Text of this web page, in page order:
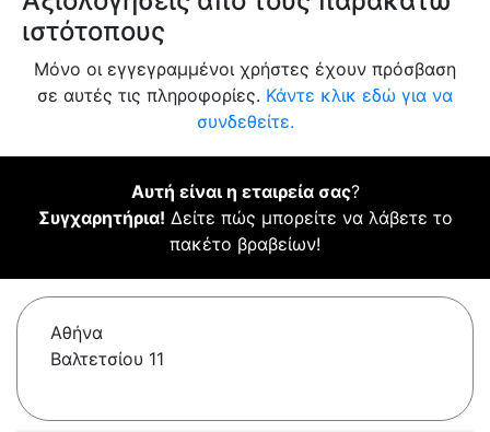
ιστότοπους
Μόνο οι εγγεγραμμένοι χρήστες έχουν πρόσβαση
σε αυτές τις πληροφορίες. Κάντε κλικ εδώ για να
συνδεθείτε.
Αυτή είναι η εταιρεία σας?
Συγχαρητήρια! Δείτε πώς μπορείτε να λάβετε το
πακέτο βραβείων!
Αθήνα
Βαλτετσίου 11